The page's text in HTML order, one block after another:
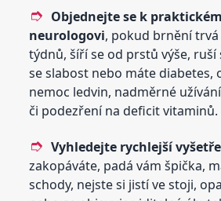
Objednejte se k
neurologovi, pokud brnění
týdnů, šíří se od prstů výše, ruší
se slabost nebo máte diabetes,
nemoc ledvin, nadměrné
či podezření na deficit vitaminů.
Vyhledejte rychlejší
zakopáváte, padá vám špička,
schody, nejste si jistí ve stoji,